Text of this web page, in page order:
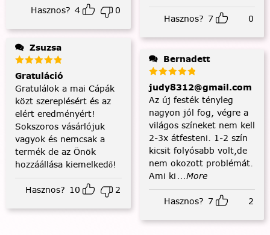
Hasznos? 4 0
Zsuzsa
Gratuláció
Gratulálok a mai Cápák
közt szereplésért és az
elért eredményért!
Sokszoros vásárlójuk
vagyok és nemcsak a
termék de az Önök
hozzáállása kiemelkedő!
Hasznos? 10 2
Hasznos? 7 0
Bernadett
judy8312@gmail.com
Az új festék tényleg
nagyon jól fog, végre a
világos színeket nem kell
2-3x átfesteni. 1-2 szín
kicsit folyósabb volt,de
nem okozott problémát.
Ami ki ...More
Hasznos? 7 2